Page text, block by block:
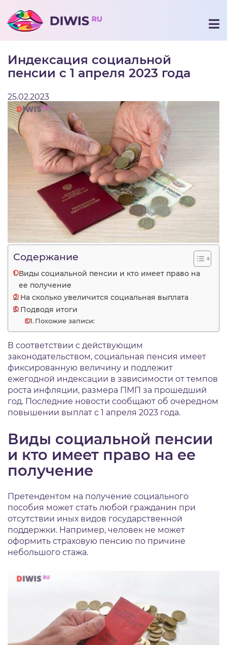
Индексация социальной
пенсии с 1 апреля 2023 года
25.02.2023
Содержание
Виды социальной пенсии и кто имеет право на
ее получение
На сколько увеличится социальная выплата
Подводя итоги
Похожие записи:
В соответствии с действующим
законодательством, социальная пенсия имеет
фиксированную величину и подлежит
ежегодной индексации в зависимости от темпов
роста инфляции, размера ПМП за прошедший
год. Последние новости сообщают об очередном
повышении выплат с 1 апреля 2023 года.
Виды социальной пенсии
и кто имеет право на ее
получение
Претендентом на получение социального
пособия может стать любой гражданин при
отсутствии иных видов государственной
поддержки. Например, человек не может
оформить страховую пенсию по причине
небольшого стажа.